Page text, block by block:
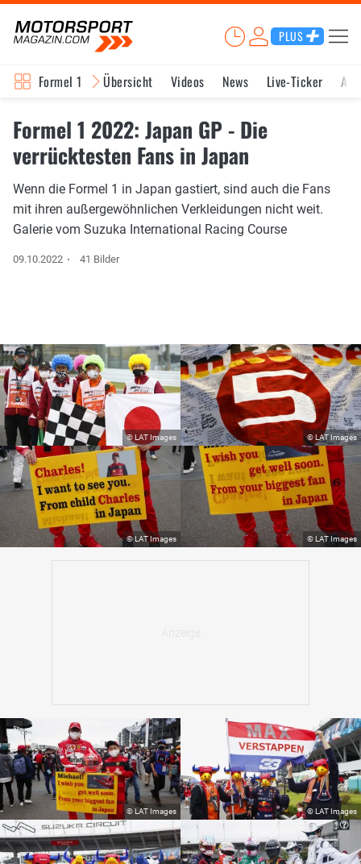
PLUS
Formel 1 Übersicht Videos News Live-Ticker
Formel 1 2022: Japan GP - Die
verrücktesten Fans in Japan
Wenn die Formel 1 in Japan gastiert, sind auch die Fans
mit ihren außergewöhnlichen Verkleidungen nicht weit.
Galerie vom Suzuka International Racing Course
09.10.2022 41 Bilder